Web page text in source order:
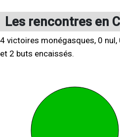
Les rencontres en
4 victoires monégasques, 0
et 2 buts encaissés.